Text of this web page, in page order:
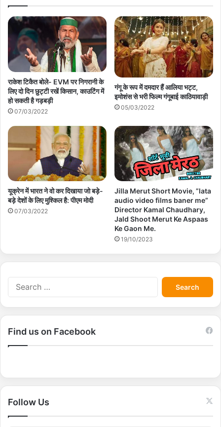
राकेश टिकैत बोले- EVM पर निगरानी के
लिए दो दिन छुट्टी रखें किसान, काउटिंग में
हो सकती है गड़बड़ी
07/03/2022
गंगू के रूप में दमदार हैं आलिया भट्ट,
इमोशंस से भरी फिल्म गंगूबाई काठियावाड़ी
05/03/2022
यूक्रेन में भारत ने वो कर दिखाया जो बड़े-
बड़े देशों के लिए मुश्किल है: पीएम मोदी
07/03/2022
Jilla Merut Short Movie, ”lata
audio video films baner me”
Director Kamal Chaudhary,
Jald Shoot Merut Ke Aspaas
Ke Gaon Me.
19/10/2023
S
e
a
r
r
Find us on Facebook
Follow Us